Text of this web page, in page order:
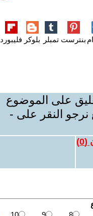
بنترست تمبلر بلوكر فليبورد
على الموضوع
نرجو النقر على -
(
0
)